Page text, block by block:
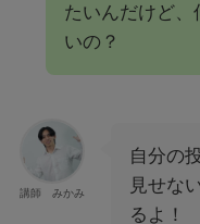
たいんだけど、
いの？
講師 みかみ
自分の
見せな
るよ！